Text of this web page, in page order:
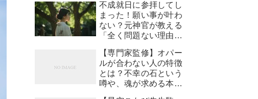
不成就日に参拝してし
まった！願い事が叶わ
ない？元神官が教える
「全く問題ない理由」
【専門家監修】オパー
ルが合わない人の特徴
とは？不幸の石という
噂や、魂が求める本当